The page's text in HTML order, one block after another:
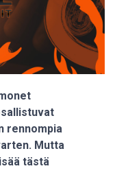
rennompia
Mutta
tästä